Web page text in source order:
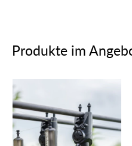
Produkte im